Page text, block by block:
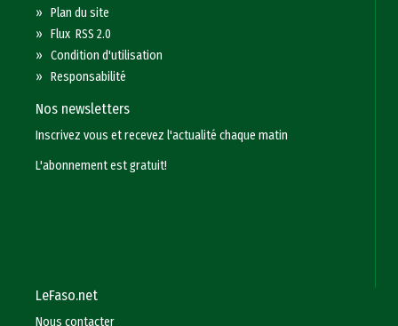
»Plan du site
»Flux RSS 2.0
»Condition d'utilisation
»Responsabilité
Nos newsletters
Inscrivez vous et recevez l'actualité chaque matin
L'abonnement est gratuit!
LeFaso.net
Nous contacter